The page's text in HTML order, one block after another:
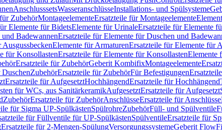
AnschlusssetsWasseranschlüsseInstallations- und Spülsysteme
ZubehörMontageelementeErsatzteile für Montageelemente
Elemente für BidetsElemente für UrinaleErsatzteile für Elemente
BadewannenErsatzteile für Elemente für Duschen und
Elemente für ArmaturenErsatzteile für Elemente für
für KonsollastenErsatzteile für Elemente für KonsollastenElemente
Ersatzteile für ZubehörGeberit KombifixMontageelemente
ZubehörErsatzteile für ZubehörFür Befestigungen
Ersatzteile für AufgesetztHochhängendErsatzteile für Hochhängend
für WCs, aus SanitärkeramikAufgesetztErsatzteile für Aufgesetzt
ZubehörErsatzteile für ZubehörAnschlüsseErsatzteile für Anschlüsse
für Sigma UP-SpülkästenSpülrohreZubehörFüll- und Spülventile
für Füllventile für UP-SpülkästenSpülventileErsatzteile für
Ersatzteile für 2-Mengen-SpülungVersorgungssystemeGeberit